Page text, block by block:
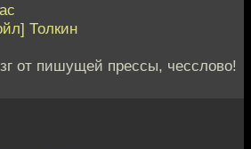
Толкин
от пишущей прессы, чесслово!